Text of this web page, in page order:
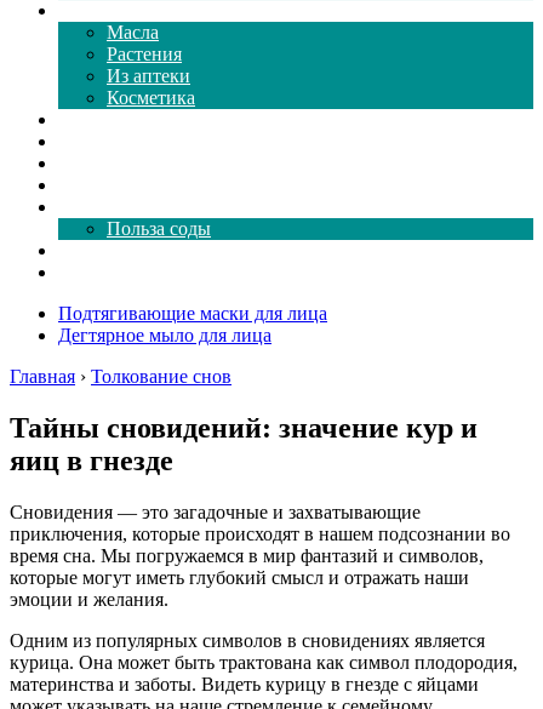
Масла
Растения
Из аптеки
Косметика
Польза соды
Подтягивающие маски для лица
Дегтярное мыло для лица
Главная › Толкование снов
Тайны сновидений: значение кур и
яиц в гнезде
Сновидения — это загадочные и захватывающие
приключения, которые происходят в нашем подсознании во
время сна. Мы погружаемся в мир фантазий и символов,
которые могут иметь глубокий смысл и отражать наши
эмоции и желания.
Одним из популярных символов в сновидениях является
курица. Она может быть трактована как символ плодородия,
материнства и заботы. Видеть курицу в гнезде с яйцами